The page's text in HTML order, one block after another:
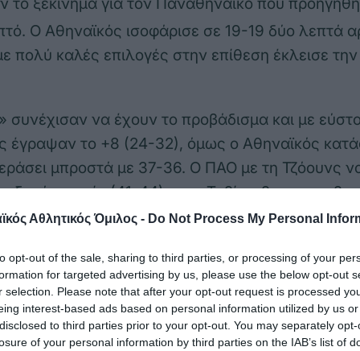
Αθλητικός Όμιλος - Do Not Process My Personal
opt-out of the sale, sharing to third parties, or processing of your
for targeted advertising by us, please use the below opt-out
selection. Please note that after your opt-out request is processed
interest-based ads based on personal information utilized by us
to third parties prior to your opt-out. You may separately
of your personal information by third parties on the IAB’s list of
το ξεκίνημα για τον Παναθηναϊκό που
Ο Αθηναϊκός ισοφάρισε σε 19-19 δύο λεπτά
πολύ καλές επιλογές στην επίθεση έκλεισε την
συνέχισαν να έχουν το προβάδισμα και με
έγραψαν το +8 (24-32), όμως ο Αθηναϊκός
μπροστά με 37-36. Ο ΠΑΟ με τη Τζόουνς να
ξανά τα ηνία (41-44) και η Τσβίτκοβιτς με
από το κέντρο έγραψε το 44-49 του πρώτου
στο παρκέ ο ΠΑΟ κράτησε το προβάδισμα
η ισοφάριση (57-57) στα μισά της περιόδου.
με +4 (66-62), όμως η ομάδα της Ερντέμ δεν
να ανοίξει τη διαφορά με το δεκάλεπτο να